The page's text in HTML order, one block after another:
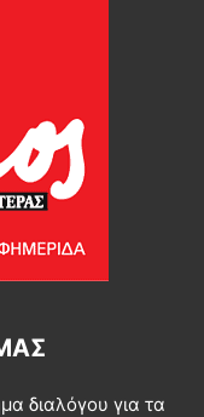
διαλόγου για τα